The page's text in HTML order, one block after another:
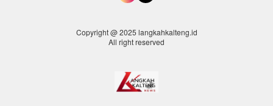
Copyright @ 2025 langkahkalteng.id
All right reserved